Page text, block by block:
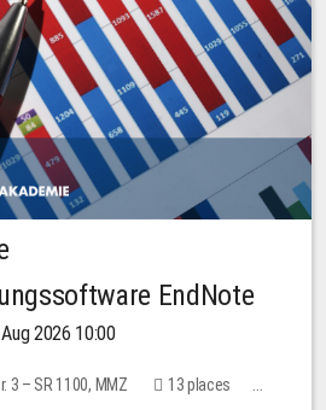
EndNote
2026 10:00
3 – SR 1100, MMZ
13 places